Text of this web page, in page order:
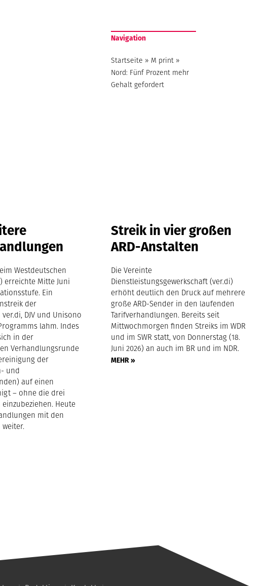
Navigation
Startseite » M print »
Nord: Fünf Prozent mehr
Gehalt gefordert
Westdeutschen
erreichte Mitte Juni
Ein
der
DJV und Unisono
lahm. Indes
in der
Verhandlungsrunde
der
und
auf einen
– ohne die drei
einzubeziehen. Heute
mit den
weiter.
Streik in vier großen
ARD-Anstalten
Die Vereinte
Dienstleistungsgewerkschaft (ver.di)
erhöht deutlich den Druck auf mehrere
große ARD-Sender in den laufenden
Tarifverhandlungen. Bereits seit
Mittwochmorgen finden Streiks im WDR
und im SWR statt, von Donnerstag (18.
Juni 2026) an auch im BR und im NDR.
MEHR »